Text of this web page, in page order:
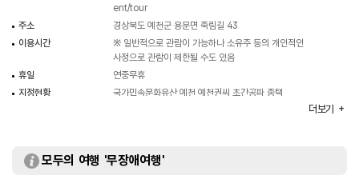
집을 세우고 난간을 돌린 다락집 모양이다. 실제로는 안채와 연결되어 있으나
지붕이 팔작지붕이기 때문에 정면에서 보면 독립된 건물처럼 보인다. 규모는
정면 4칸, 측면 2칸으로 오른쪽 3칸은 대청이고, 왼쪽 1칸은 온돌방이다. 대청
앞면은 문짝 없이 개방하고 옆면과 뒷면은 판벽을 쳤다. 외관은 네모 기둥에
상당히 공을 들여 정교하게 꾸몄다. 일반 주택 건축으로는 보기 드물게 뛰어난
ent/tour
주소
경상북도 예천군 용문면 죽림길 43
이용시간
※ 일반적으로 관람이 가능하나 소유주 등의 개인적인
사정으로 관람이 제한될 수도 있음
휴일
연중무휴
지정현황
국가민속문화유산 예천 예천권씨 초간공파 종택
더보기
모두의 여행 '무장애여행'